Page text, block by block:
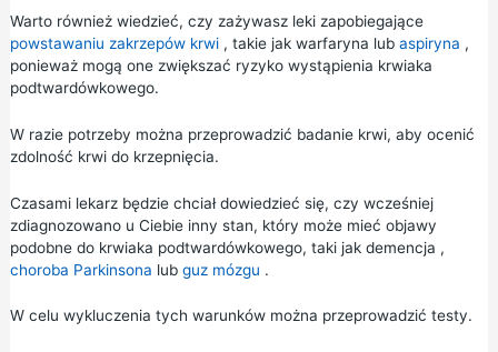
Warto również wiedzieć, czy zażywasz leki zapobiegające
powstawaniu zakrzepów krwi, takie jak warfaryna lub aspiryna ,
ponieważ mogą one zwiększać ryzyko wystąpienia krwiaka
podtwardówkowego.
W razie potrzeby można przeprowadzić badanie krwi, aby ocenić
zdolność krwi do krzepnięcia.
Czasami lekarz będzie chciał dowiedzieć się, czy wcześniej
zdiagnozowano u Ciebie inny stan, który może mieć objawy
podobne do krwiaka podtwardówkowego, taki jak demencja ,
choroba Parkinsona lub guz mózgu .
W celu wykluczenia tych warunków można przeprowadzić testy.